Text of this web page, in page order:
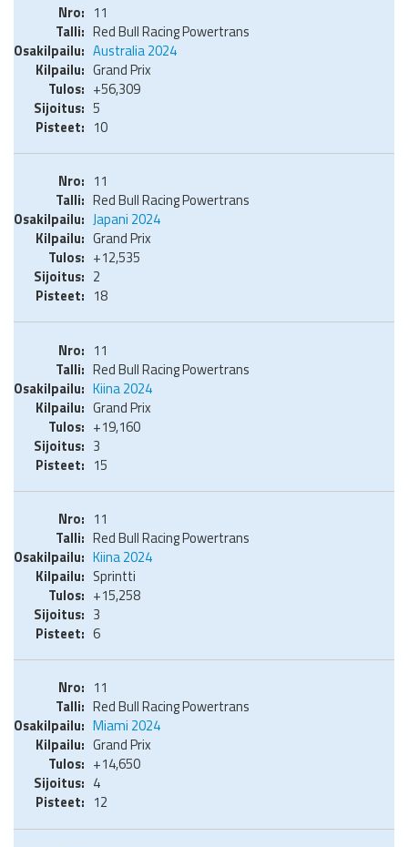
11
Red Bull Racing Powertrans
Australia 2024
Grand Prix
+56,309
5
10
11
Red Bull Racing Powertrans
Japani 2024
Grand Prix
+12,535
2
18
11
Red Bull Racing Powertrans
Kiina 2024
Grand Prix
+19,160
3
15
11
Red Bull Racing Powertrans
Kiina 2024
Sprintti
+15,258
3
6
11
Red Bull Racing Powertrans
Miami 2024
Grand Prix
+14,650
4
12